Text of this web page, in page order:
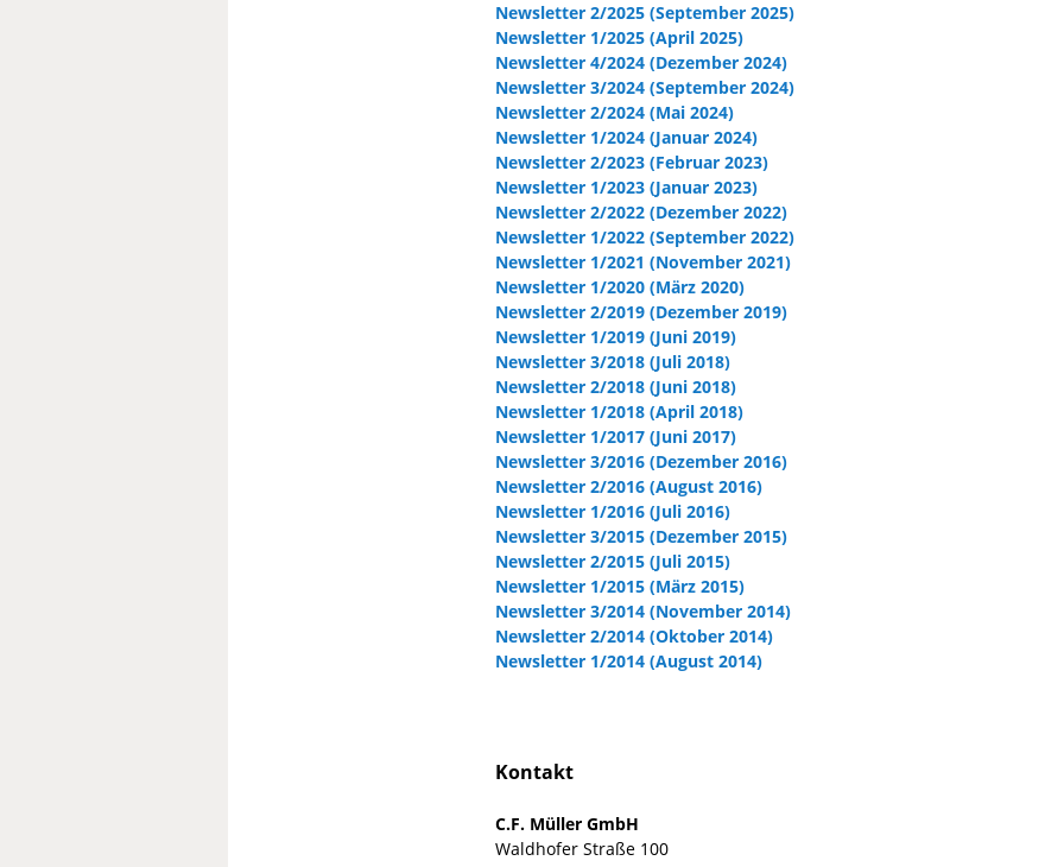
Newsletter 2/2025 (September 2025)
Newsletter 1/2025 (April 2025)
Newsletter 4/2024 (Dezember 2024)
Newsletter 3/2024 (September 2024)
Newsletter 2/2024 (Mai 2024)
Newsletter 1/2024 (Januar 2024)
Newsletter 2/2023 (Februar 2023)
Newsletter 1/2023 (Januar 2023)
Newsletter 2/2022 (Dezember 2022)
Newsletter 1/2022 (September 2022)
Newsletter 1/2021 (November 2021)
Newsletter 1/2020 (März 2020)
Newsletter 2/2019 (Dezember 2019)
Newsletter 1/2019 (Juni 2019)
Newsletter 3/2018 (Juli 2018)
Newsletter 2/2018 (Juni 2018)
Newsletter 1/2018 (April 2018)
Newsletter 1/2017 (Juni 2017)
Newsletter 3/2016 (Dezember 2016)
Newsletter 2/2016 (August 2016)
Newsletter 1/2016 (Juli 2016)
Newsletter 3/2015 (Dezember 2015)
Newsletter 2/2015 (Juli 2015)
Newsletter 1/2015 (März 2015)
Newsletter 3/2014 (November 2014)
Newsletter 2/2014 (Oktober 2014)
Newsletter 1/2014 (August 2014)
Kontakt
C.F. Müller GmbH
Waldhofer Straße 100